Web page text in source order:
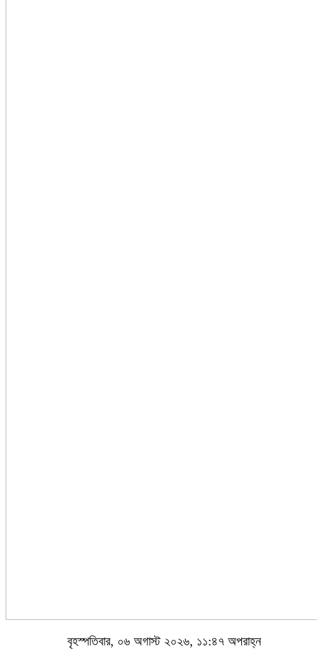
বৃহস্পতিবার, ০৬ অগাস্ট ২০২৬, ১১:৪৭ অপরাহ্ন